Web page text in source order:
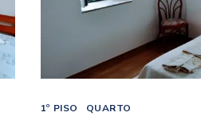
Categorias
1º PISO QUARTO